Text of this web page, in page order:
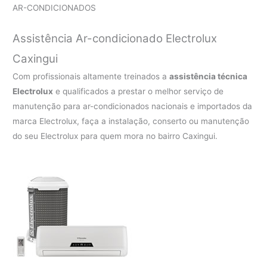
AR-CONDICIONADOS
Assistência Ar-condicionado Electrolux
Caxingui
Com profissionais altamente treinados aassistência técnica
Electrolux e qualificados a prestar o melhor serviço de
manutenção para ar-condicionados nacionais e importados da
marca Electrolux, faça a instalação, conserto ou manutenção
do seu Electrolux para quem mora no bairro Caxingui.